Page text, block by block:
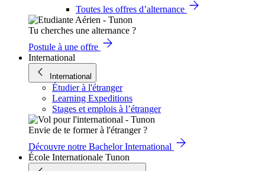
Toutes les offres d’alternance
Tu cherches une alternance ?
Postule à une offre
International
International
Étudier à l'étranger
Learning Expeditions
Stages et emplois à l’étranger
Envie de te former à l'étranger ?
Découvre notre Bachelor International
École Internationale Tunon